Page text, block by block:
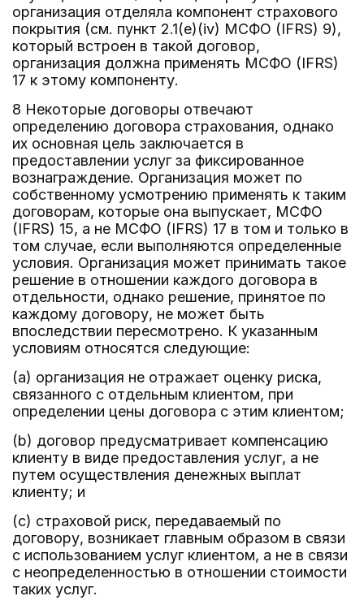
организация отделяла компонент страхового
покрытия (см. пункт 2.1(e)(iv) МСФО (IFRS) 9),
который встроен в такой договор,
организация должна применять МСФО (IFRS)
17 к этому компоненту.
8 Некоторые договоры отвечают
определению договора страхования, однако
их основная цель заключается в
предоставлении услуг за фиксированное
вознаграждение. Организация может по
собственному усмотрению применять к таким
договорам, которые она выпускает, МСФО
(IFRS) 15, а не МСФО (IFRS) 17 в том и только в
том случае, если выполняются определенные
условия. Организация может принимать такое
решение в отношении каждого договора в
отдельности, однако решение, принятое по
каждому договору, не может быть
впоследствии пересмотрено. К указанным
условиям относятся следующие:
(a) организация не отражает оценку риска,
связанного с отдельным клиентом, при
определении цены договора с этим клиентом;
(b) договор предусматривает компенсацию
клиенту в виде предоставления услуг, а не
путем осуществления денежных выплат
клиенту; и
(c) страховой риск, передаваемый по
договору, возникает главным образом в связи
с использованием услуг клиентом, а не в связи
с неопределенностью в отношении стоимости
таких услуг.